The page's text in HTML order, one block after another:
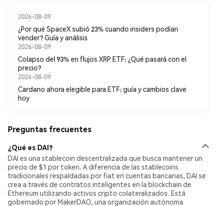
2026-08-09
¿Por qué SpaceX subió 23% cuando insiders podían
vender? Guía y análisis
2026-08-09
Colapso del 93% en flujos XRP ETF: ¿Qué pasará con el
precio?
2026-08-09
Cardano ahora elegible para ETF: guía y cambios clave
hoy
Preguntas frecuentes
¿Qué es DAI?
DAI es una stablecoin descentralizada que busca mantener un
precio de $1 por token. A diferencia de las stablecoins
tradicionales respaldadas por fiat en cuentas bancarias, DAI se
crea a través de contratos inteligentes en la blockchain de
Ethereum utilizando activos cripto colateralizados. Está
gobernado por MakerDAO, una organización autónoma